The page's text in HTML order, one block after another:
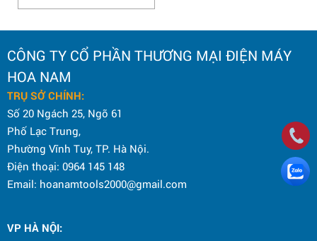
CÔNG TY CỔ PHẦN THƯƠNG MẠI ĐIỆN MÁY
HOA NAM
TRỤ SỞ CHÍNH:
Số 20 Ngách 25, Ngõ 61
Phố Lạc Trung,
Phường Vĩnh Tuy, TP. Hà Nội.
Điện thoại: 0964 145 148
Email: hoanamtools2000@gmail.com
VP HÀ NỘI: